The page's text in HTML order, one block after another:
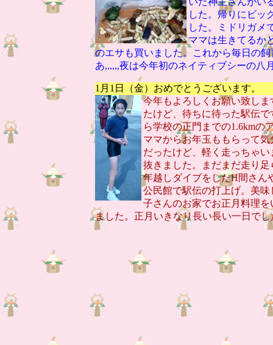
した。帰りにビッ
した。ミドリガメ
ママは生きてるか
のエサも買いました。これから毎日の
あ,,,,,,夜は今年初のネイティブシーの八
1月1日（金）おめでとうございます。
今年もよろしくお願い致し
たけど、待ちに待った駅伝
ら学校の正門までの1.6kmの
ママからお年玉ももらって
だったけど、軽く走っちゃ
抜きました。まだまだ走り
年越しダイブをしたH間さん
公民館で駅伝の打上げ。美
子さんのお家でお正月料理
ました。正月いきなり長い長い一日でし